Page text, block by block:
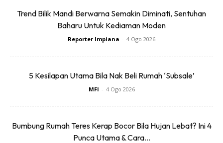
Trend Bilik Mandi Berwarna Semakin Diminati, Sentuhan
Baharu Untuk Kediaman Moden
Reporter Impiana - 4 Ogo 2026
5 Kesilapan Utama Bila Nak Beli Rumah ‘Subsale’
MFI - 4 Ogo 2026
Bumbung Rumah Teres Kerap Bocor Bila Hujan Lebat? Ini 4
Punca Utama & Cara...